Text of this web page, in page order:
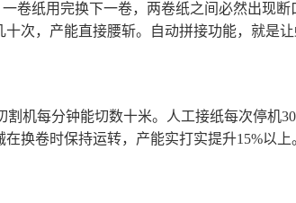
卷纸用完换下一卷，两卷纸之间必然出现断
次，产能直接腰斩。自动拼接功能，就是
机每分钟能切数十米。人工接纸每次停机
换卷时保持运转，产能实打实提升15%以上